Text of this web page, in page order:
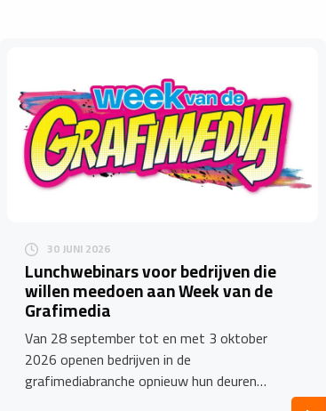
30 JUNI 2026
Lunchwebinars voor bedrijven die
willen meedoen aan Week van de
Grafimedia
Van 28 september tot en met 3 oktober
2026 openen bedrijven in de
grafimediabranche opnieuw hun deuren…